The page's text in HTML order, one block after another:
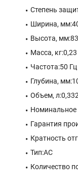
Степень
Ширина,
Высота, мм:83
Масса, кг:0,23
Частота:50 Гц
Глубина,
Объем, л:0,332
Номинальное
Гарантия
Кратность
Тип:AC
Количество